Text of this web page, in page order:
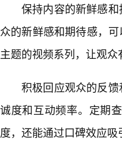
保持内容的新鲜感
众的新鲜感和期待感，
主题的视频系列，让观众
积极回应观众的反
诚度和互动频率。定期
度，还能通过口碑效应吸